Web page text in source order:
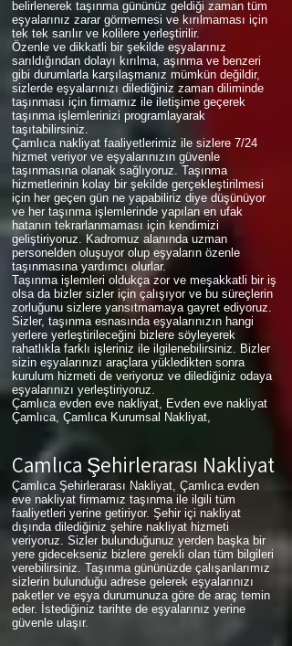
belirlenerek taşınma gününüz geldiği zaman tüm
eşyalarınız zarar görmemesi ve kırılmaması için
tek tek sarılır ve kolilere yerleştirilir.
Özenle ve dikkatli bir şekilde eşyalarınız
sarıldığından dolayı kırılma, aşınma ve benzeri
gibi durumlarla karşılaşmanız mümkün değildir,
sizlerde eşyalarınızı dilediğiniz zaman diliminde
taşınması için firmamız ile iletişime geçerek
taşınma işlemlerinizi programlayarak
taşıtabilirsiniz.
Çamlıca nakliyat faaliyetlerimiz ile sizlere 7/24
hizmet veriyor ve eşyalarınızın güvenle
taşınmasına olanak sağlıyoruz. Taşınma
hizmetlerinin kolay bir şekilde gerçekleştirilmesi
için her geçen gün ne yapabiliriz diye düşünüyor
ve her taşınma işlemlerinde yapılan en ufak
hatanın tekrarlanmaması için kendimizi
geliştiriyoruz. Kadromuz alanında uzman
personelden oluşuyor olup eşyaların özenle
taşınmasına yardımcı olurlar.
Taşınma işlemleri oldukça zor ve meşakkatli bir iş
olsa da bizler sizler için çalışıyor ve bu süreçlerin
zorluğunu sizlere yansıtmamaya gayret ediyoruz.
Sizler, taşınma esnasında eşyalarınızın hangi
yerlere yerleştirileceğini bizlere söyleyerek
rahatlıkla farklı işleriniz ile ilgilenebilirsiniz. Bizler
sizin eşyalarınızı araçlara yükledikten sonra
kurulum hizmeti de veriyoruz ve dilediğiniz odaya
eşyalarınızı yerleştiriyoruz.
Çamlıca evden eve nakliyat, Evden eve nakliyat
Çamlıca, Çamlıca Kurumsal Nakliyat,
Çamlıca Şehirlerarası Nakliyat
Çamlıca Şehirlerarası Nakliyat, Çamlıca evden
eve nakliyat firmamız taşınma ile ilgili tüm
faaliyetleri yerine getiriyor. Şehir içi nakliyat
dışında dilediğiniz şehire nakliyat hizmeti
veriyoruz. Sizler bulunduğunuz yerden başka bir
yere gidecekseniz bizlere gerekli olan tüm bilgileri
verebilirsiniz. Taşınma gününüzde çalışanlarımız
sizlerin bulunduğu adrese gelerek eşyalarınızı
paketler ve eşya durumunuza göre de araç temin
eder. İstediğiniz tarihte de eşyalarınız yerine
güvenle ulaşır.